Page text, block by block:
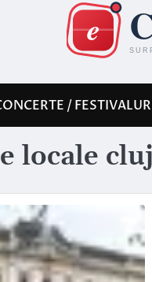
/
locale cluj